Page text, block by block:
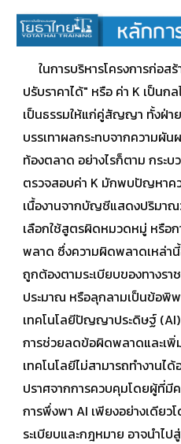
ในการบริหารโครงการก่อ
ปรับราคาได้" หรือ ค่า K เป็นก
เป็นธรรมให้แก่คู่สัญญา ทั้งฝ่าย
บรรเทาผลกระทบจากความผัน
ท้องตลาด อย่างไรก็ตาม กระ
ตรวจสอบค่า K มักพบปัญหาค
เนื้องานจากบัญชีแสดงปริมาณ
เลือกใช้สูตรผิดหมวดหมู่ หรือ
พลาด ซึ่งความผิดพลาดเหล่านี้
ถูกต้องตามระเบียบของทางรา
ประมาณ หรือลุกลามเป็นข้อพิ
เทคโนโลยีปัญญาประดิษฐ์
การช่วยลดข้อผิดพลาดและเพิ่
เทคโนโลยีไม่สามารถทำงาน
ปราศจากการควบคุมโดยผู้ที่มี
การพึ่งพา AI เพียงอย่างเดียว
ระเบียบและกฎหมาย อาจนำไ